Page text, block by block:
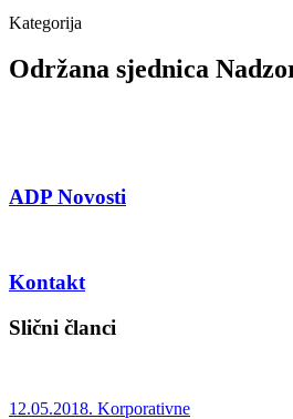
Kategorija
Održana sjednica
ADP Novosti
Kontakt
Slični članci
12.05.2018. Korporativne